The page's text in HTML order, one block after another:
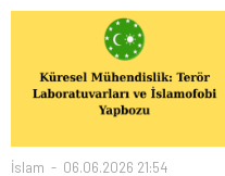
İslam 06.06.2026 21:54